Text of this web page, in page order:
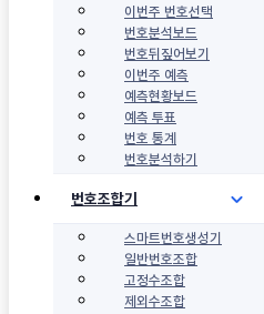
이번주 번호선택
번호분석보드
번호뒤짚어보기
이번주 예측
예측현황보드
예측 투표
번호 통계
번호분석하기
번호조합기
스마트번호생성기
일반번호조합
고정수조합
제외수조합